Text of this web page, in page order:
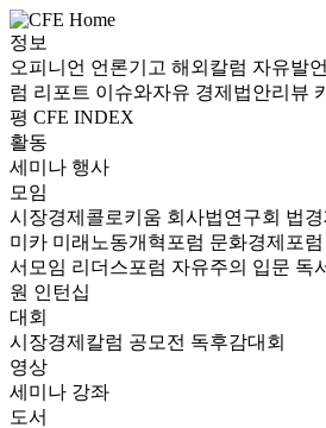
정보
오피니언 언론기고 해외칼럼 자유발
럼 리포트 이슈와자유 경제법안리뷰
평 CFE INDEX
활동
세미나 행사
모임
시장경제콜로키움 회사법연구회 법
미카 미래노동개혁포럼 문화경제포럼
서모임 리더스포럼 자유주의 입문 독
원 인턴십
대회
시장경제칼럼 공모전 독후감대회
영상
세미나 강좌
도서